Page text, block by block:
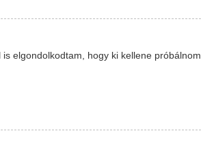
elgondolkodtam, hogy ki kellene próbálnom